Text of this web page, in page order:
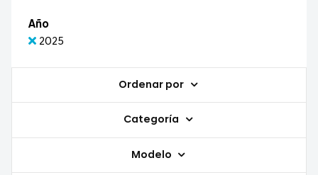
Año
2025
Ordenar por
Categoría
Modelo